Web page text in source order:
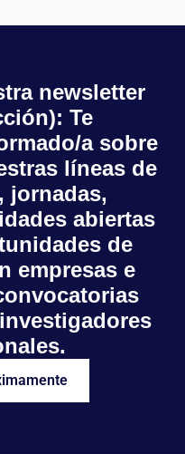
newsletter
Te
a sobre
líneas de
jornadas,
abiertas
de
empresas e